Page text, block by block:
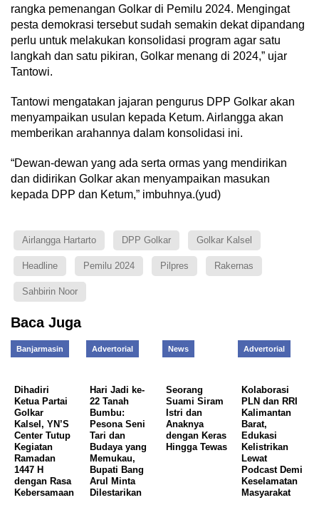
rangka pemenangan Golkar di Pemilu 2024. Mengingat
pesta demokrasi tersebut sudah semakin dekat dipandang
perlu untuk melakukan konsolidasi program agar satu
langkah dan satu pikiran, Golkar menang di 2024,” ujar
Tantowi.
Tantowi mengatakan jajaran pengurus DPP Golkar akan
menyampaikan usulan kepada Ketum. Airlangga akan
memberikan arahannya dalam konsolidasi ini.
“Dewan-dewan yang ada serta ormas yang mendirikan
dan didirikan Golkar akan menyampaikan masukan
kepada DPP dan Ketum,” imbuhnya.(yud)
Airlangga Hartarto DPP Golkar Golkar Kalsel
Headline Pemilu 2024 Pilpres Rakernas
Sahbirin Noor
Baca Juga
Banjarmasin
Dihadiri
Ketua Partai
Golkar
Kalsel, YN’S
Center Tutup
Kegiatan
Ramadan
1447 H
dengan Rasa
Kebersamaan
Advertorial
Hari Jadi ke-
22 Tanah
Bumbu:
Pesona Seni
Tari dan
Budaya yang
Memukau,
Bupati Bang
Arul Minta
Dilestarikan
News
Seorang
Suami Siram
Istri dan
Anaknya
dengan Keras
Hingga Tewas
Advertorial
Kolaborasi
PLN dan RRI
Kalimantan
Barat,
Edukasi
Kelistrikan
Lewat
Podcast Demi
Keselamatan
Masyarakat